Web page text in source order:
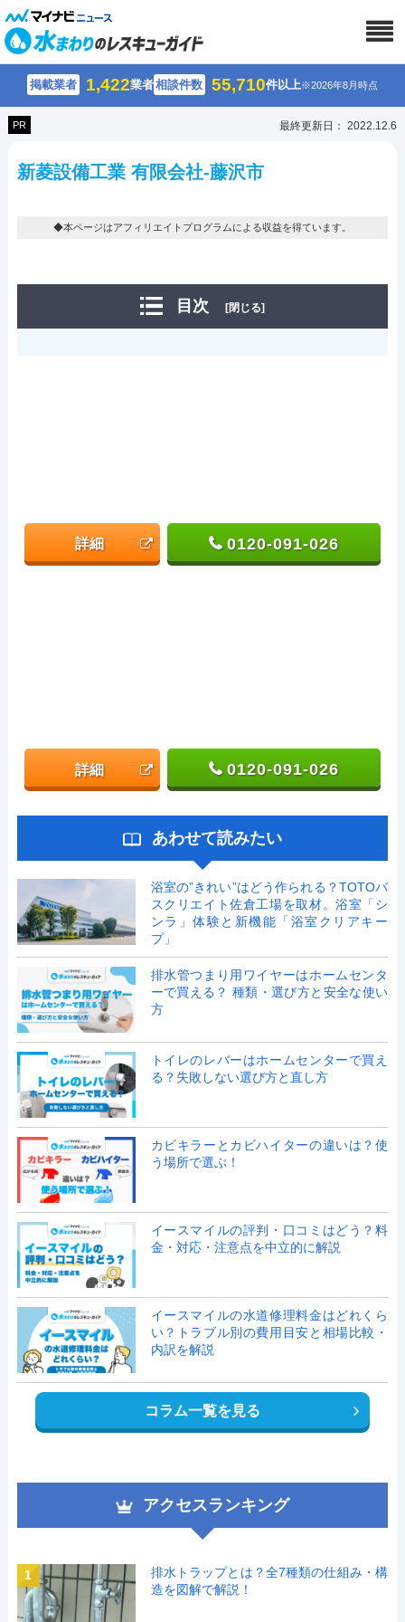
掲載業者 1,422業者相談件数 55,710件以上※2026年8月時点
PR 最終更新日： 2022.12.6
新菱設備工業 有限会社-藤沢市
◆本ページはアフィリエイトプログラムによる収益を得ています。
目次 [閉じる]
詳細 0120-091-026
詳細 0120-091-026
あわせて読みたい
浴室の”きれい”はどう作られる？TOTOバ
スクリエイト佐倉工場を取材。浴室「シ
ンラ」体験と新機能「浴室クリアキー
プ」
排水管つまり用ワイヤーはホームセンタ
ーで買える？ 種類・選び方と安全な使い
方
トイレのレバーはホームセンターで買え
る？失敗しない選び方と直し方
カビキラーとカビハイターの違いは？使
う場所で選ぶ！
イースマイルの評判・口コミはどう？料
金・対応・注意点を中立的に解説
イースマイルの水道修理料金はどれくら
い？トラブル別の費用目安と相場比較・
内訳を解説
コラム一覧を見る
アクセスランキング
1
排水トラップとは？全7種類の仕組み・構
造を図解で解説！